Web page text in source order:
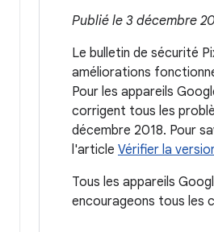
Publié le 3 décembre
Le bulletin de sécurité
améliorations
Pour les appareils
corrigent tous les
décembre 2018. Pour
l'article Vérifier la
Tous les appareils
encourageons tous les